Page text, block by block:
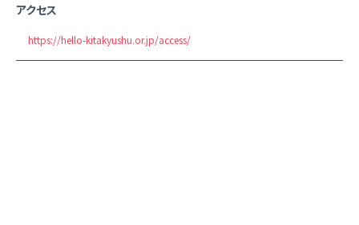
アクセス
https://hello-kitakyushu.or.jp/access/